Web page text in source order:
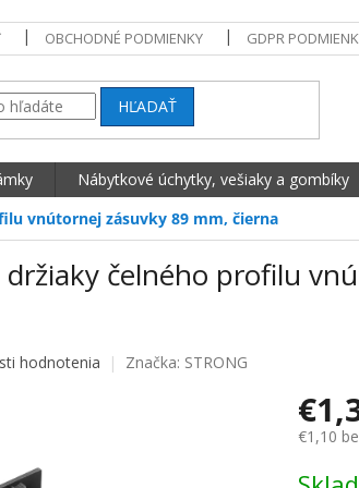
OBCHODNÉ PODMIENKY GDPR
HĽADAŤ
Nábytkové úchytky, vešiaky a gombíky
vnútornej zásuvky 89 mm, čierna
čelného profilu
je 0,0 z 5 hviezdičiek.
hodnotenia Značka: STRONG
€1,10